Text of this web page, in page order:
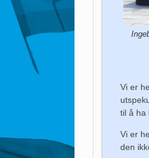
Vi er
til å ha
Vi er
den